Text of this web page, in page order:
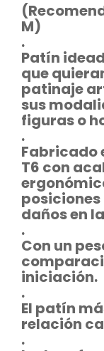
M)
.
Patín
que
patinaje
sus
figuras o
.
Fabricado
T6 con
daños en
.
Con un
iniciación.
.
El patín
relación
.